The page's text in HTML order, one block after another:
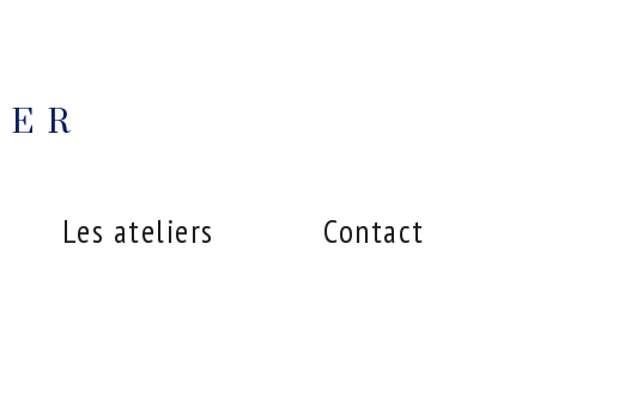
Les ateliers Contact